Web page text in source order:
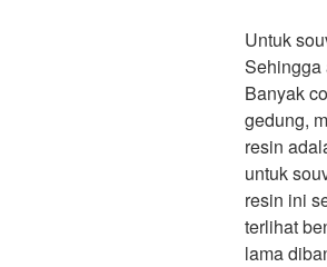
Untuk
Sehingga
Banyak
gedung,
resin
untuk
resin ini
terlihat
lama